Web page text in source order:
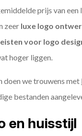
prijs van een
zeer luxe logo
voor logo
hoger liggen.
doen we trouwens met
bestanden
en huisstijl